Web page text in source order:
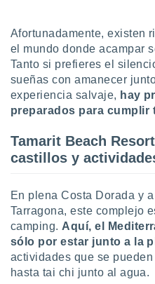
que
sean
el sitio
se
ni para
o
no
Puedes
acceder a
a
Afortunadamente, existen
el mundo donde acampar
Tanto si prefieres el
sueñas con amanecer
experiencia salvaje, hay
preparados para cumplir
Tamarit Beach
castillos y
En plena Costa Dorada y
Tarragona, este complejo
camping. Aquí, el
sólo por estar junto a la
actividades que se
hasta tai chi junto al agua.